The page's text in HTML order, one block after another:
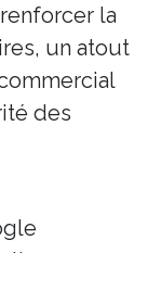
la
un atout
des
pour